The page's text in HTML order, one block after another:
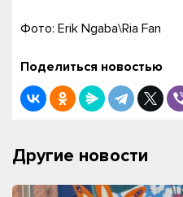
Фото: Erik Ngaba\Ria Fan
Поделиться новостью
Другие новости